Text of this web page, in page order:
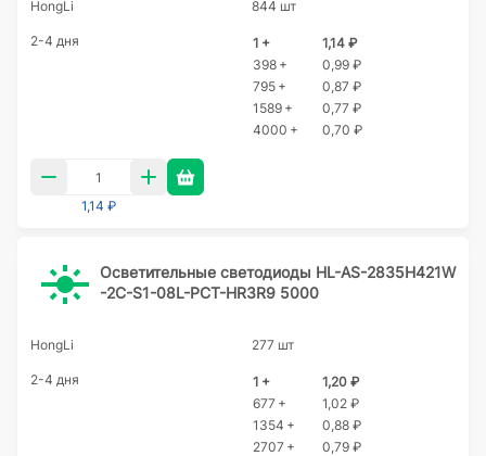
HongLi 844 шт
2-4 дня 1 +
1,14 ₽
398 +
0,99 ₽
795 +
0,87 ₽
1589 +
0,77 ₽
4000 +
0,70 ₽
1,14 ₽
Осветительные светодиоды HL-AS-2835H421W
-2C-S1-08L-PCT-HR3R9 5000
HongLi 277 шт
2-4 дня 1 +
1,20 ₽
677 +
1,02 ₽
1354 +
0,88 ₽
2707 +
0,79 ₽